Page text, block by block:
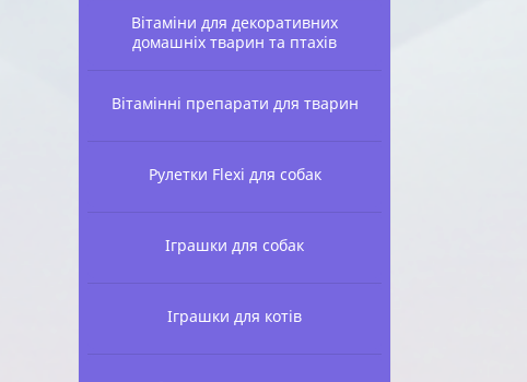
Вітаміни для декоративних
домашніх тварин та птахів
Вітамінні препарати для тварин
Рулетки Flexi для собак
Іграшки для собак
Іграшки для котів